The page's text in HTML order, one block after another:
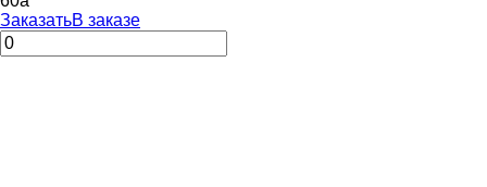
ЗаказатьВ заказе